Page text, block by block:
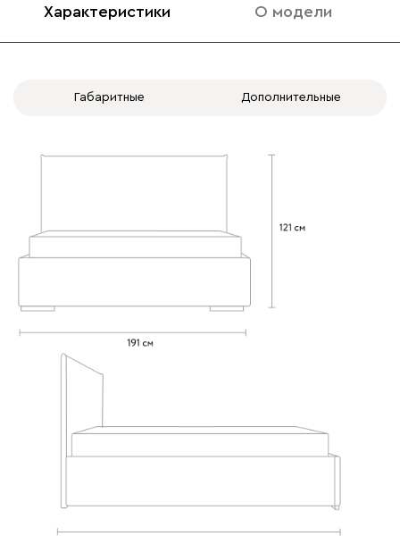
Вертикаль
490
Характеристики О модели
Габаритные Дополнительные